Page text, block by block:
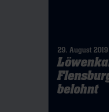
29. August 2019
belohnt